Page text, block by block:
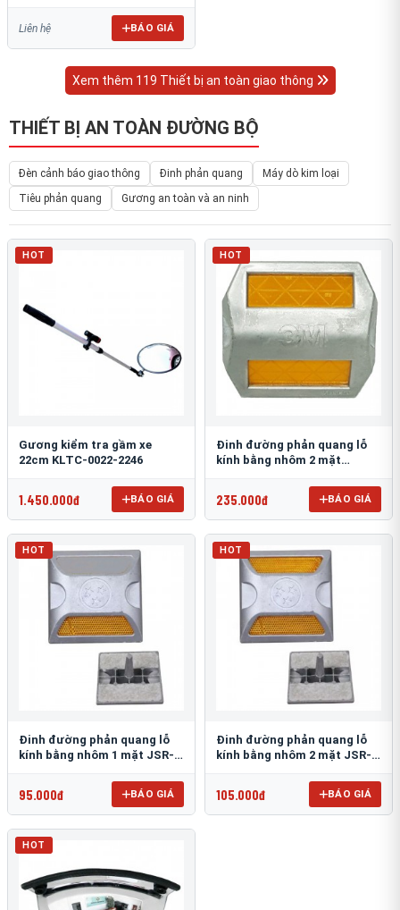
Liên hệ BÁO GIÁ
Xem thêm 119 Thiết bị an toàn giao thông
THIẾT BỊ AN TOÀN ĐƯỜNG BỘ
Đèn cảnh báo giao thông Đinh phản quang
Máy dò kim loại
Tiêu phản quang
Gương an toàn và an ninh
HOT
Gương kiểm tra gầm xe
22cm KLTC-0022-2246
1.450.000đ BÁO GIÁ
HOT
Đinh đường phản quang lỗ
kính bằng nhôm 2 mặt
235.000đ BÁO GIÁ
HOT
Đinh đường phản quang lỗ
kính bằng nhôm 1 mặt JSR-
95.000đ BÁO GIÁ
HOT
Đinh đường phản quang lỗ
kính bằng nhôm 2 mặt JSR-
105.000đ BÁO GIÁ
HOT